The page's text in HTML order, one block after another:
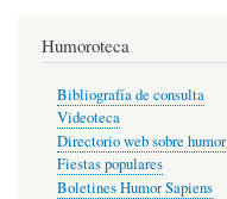
Humoroteca
Bibliografía de consulta
Videoteca
Directorio web sobre humor
Fiestas populares
Boletines Humor Sapiens